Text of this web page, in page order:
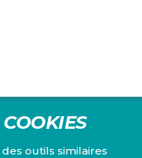
outils similaires